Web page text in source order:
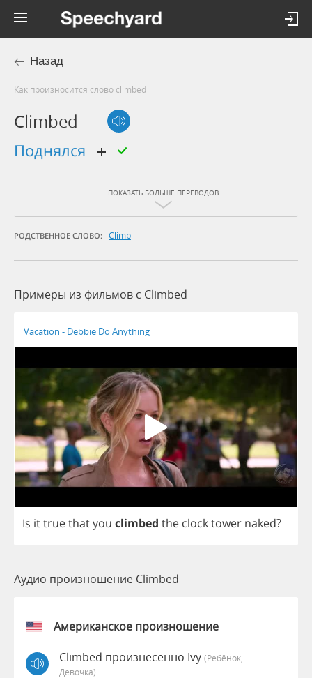
Назад
Как произносится слово climbed
Climbed
поднялся
ПОКАЗАТЬ БОЛЬШЕ ПЕРЕВОДОВ
РОДСТВЕННОЕ СЛОВО: Climb
Примеры из фильмов c Climbed
Vacation - Debbie Do Anything
Is ittruethatyou climbed the clocktower naked?
Аудио произношение Climbed
Американское произношение
Climbed произнесенно Ivy (Ребёнок,
Девочка)